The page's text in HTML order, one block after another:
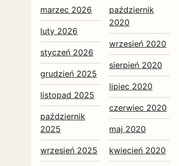
marzec 2026
luty 2026
styczeń 2026
grudzień 2025
listopad 2025
październik
2025
wrzesień 2025
październik
2020
wrzesień 2020
sierpień 2020
lipiec 2020
czerwiec 2020
maj 2020
kwiecień 2020